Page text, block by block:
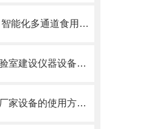
【2022重磅上市】智能化多通道食用油脂检测仪@智能化食用油脂检测仪
农贸市场食品厂实验室建设仪器设备配置优选云唐品牌厂家方案配置
便携式光合蒸腾仪厂家设备的使用方法·光合蒸腾仪厂家为您介绍使用方法